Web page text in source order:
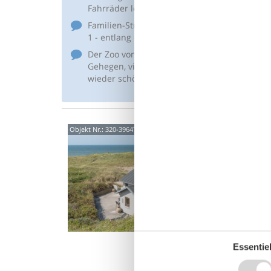
Fahrräder leihen und auf den Blabjerg
Familien-Strandausritt Stutteri Vestkysten
1 - entlang der Draisine und Strand war auch
Der Zoo von Blavand. Mit Kindern ist dies
Gehegen, viele Streichelgehege und die
wieder schön.
Objekt Nr.: 320-396471
2